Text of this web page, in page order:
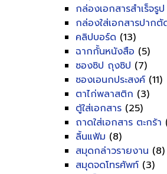
กล่องเอกสารสำเร็จรูป
กล่องใส่เอกสารปากตั
คลิปบอร์ด (13)
ฉากกั้นหนังสือ (5)
ซองซิป ถุงซิป (7)
ซองเอนกประสงค์ (11)
ตาไก่พลาสติก (3)
ตู้ใส่เอกสาร (25)
ถาดใส่เอกสาร ตะกร้า
ลิ้นแฟ้ม (8)
สมุดกล่าวรายงาน (8)
สมุดจดโทรศัพท์ (3)